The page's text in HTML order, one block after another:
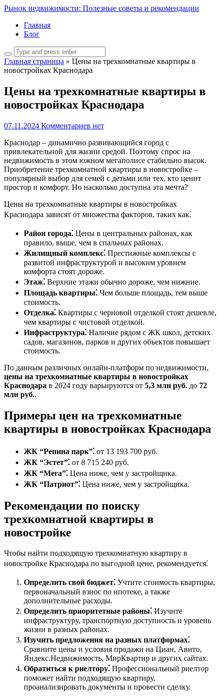
Рынок недвижимости: Полезные советы и рекомендации
Главная
Блог
Главная страница » Цены на трехкомнатные квартиры в
новостройках Краснодара
Цены на трехкомнатные квартиры в
новостройках Краснодара
07.11.2024 Комментариев нет
Краснодар – динамично развивающийся город с
привлекательной для жизни средой. Поэтому спрос на
недвижимость в этом южном мегаполисе стабильно высок.
Приобретение трехкомнатной квартиры в новостройке –
популярный выбор для семей с детьми или тех, кто ценит
простор и комфорт. Но насколько доступна эта мечта?
Цены на трехкомнатные квартиры в новостройках
Краснодара зависят от множества факторов, таких как⁚
Район города⁚ Цены в центральных районах, как
правило, выше, чем в спальных районах.
Жилищный комплекс⁚ Престижные комплексы с
развитой инфраструктурой и высоким уровнем
комфорта стоят дороже.
Этаж⁚ Верхние этажи обычно дороже, чем нижние.
Площадь квартиры⁚ Чем больше площадь, тем выше
стоимость.
Отделка⁚ Квартиры с черновой отделкой стоят дешевле,
чем квартиры с чистовой отделкой.
Инфраструктура⁚ Наличие рядом с ЖК школ, детских
садов, магазинов, парков и других объектов повышает
стоимость.
По данным различных онлайн-платформ по недвижимости,
цены на трехкомнатные квартиры в новостройках
Краснодара в 2024 году варьируются от 5,3 млн руб. до 72
млн руб..
Примеры цен на трехкомнатные
квартиры в новостройках Краснодара
ЖК “Репина парк”⁚ от 13 193 700 руб.
ЖК “Эстет”⁚ от 8 715 240 руб.
ЖК “Мега”⁚ Цена ниже, чем у застройщика.
ЖК “Патриот”⁚ Цена ниже, чем у застройщика.
Рекомендации по поиску
трехкомнатной квартиры в
новостройке
Чтобы найти подходящую трехкомнатную квартиру в
новостройке Краснодара по выгодной цене, рекомендуется⁚
Определить свой бюджет⁚ Учтите стоимость квартиры,
первоначальный взнос по ипотеке, а также
дополнительные расходы.
Определить приоритетные районы⁚ Изучите
инфраструктуру, транспортную доступность и уровень
жизни в разных районах.
Изучить предложения на разных платформах⁚
Сравните цены и условия продажи на Циан, Авито,
Яндекс.Недвижимость, МирКвартир и других сайтах.
Обратиться к риелтору⁚ Профессиональный риелтор
поможет найти подходящую квартиру,
проанализировать документы и провести сделку.